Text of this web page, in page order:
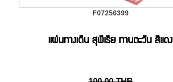
F07256399
แผ่นทางเดิน สุพีเรีย ทานตะวัน สีแดง